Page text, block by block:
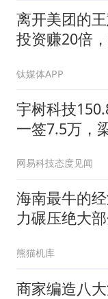
离开美团的
投资赚20倍
钛媒体APP
宇树科技
一签7.5万，
网易科技态度见闻
海南最牛的
力碾压绝大
熊猫机库
商家编造八